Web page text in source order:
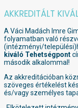
AKKREDITÁLT
A Váci Madách Imre
folyamatban való
(intézményi/
kiváló Tehetségpont
második alkalommal!
Az akkreditációban
szöveges értékelést
és/vagy személyes